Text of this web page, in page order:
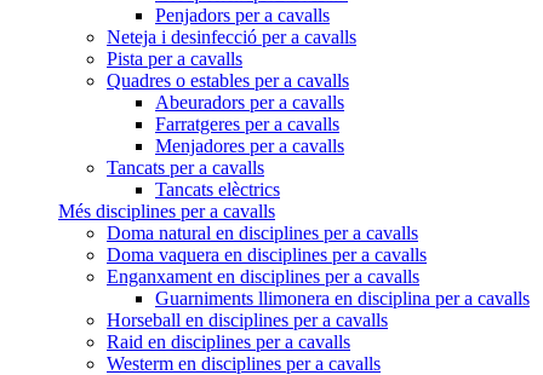
Penjadors per a cavalls
Neteja i desinfecció per a cavalls
Pista per a cavalls
Quadres o estables per a cavalls
Abeuradors per a cavalls
Farratgeres per a cavalls
Menjadores per a cavalls
Tancats per a cavalls
Tancats elèctrics
Més disciplines per a cavalls
Doma natural en disciplines per a cavalls
Doma vaquera en disciplines per a cavalls
Enganxament en disciplines per a cavalls
Guarniments llimonera en disciplina per a cavalls
Horseball en disciplines per a cavalls
Raid en disciplines per a cavalls
Westerm en disciplines per a cavalls